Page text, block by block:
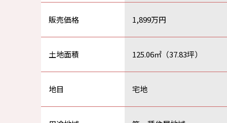
販売価格 1,899万円
土地面積 125.06㎡（37.83坪）
地目 宅地